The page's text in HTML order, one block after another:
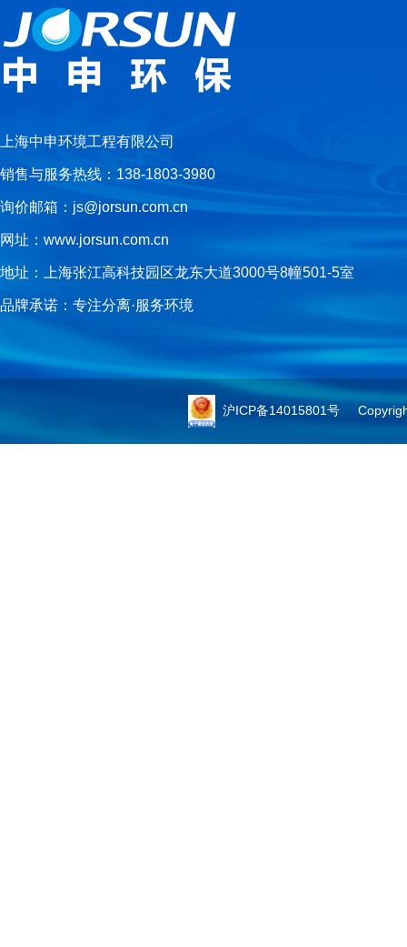
上海中申环境工程有限公司
销售与服务热线：138-1803-3980
询价邮箱：js@jorsun.com.cn
网址：www.jorsun.com.cn
地址：上海张江高科技园区龙东大道3000号8幢501-5室
品牌承诺：专注分离·服务环境
沪ICP备14015801号Copyright